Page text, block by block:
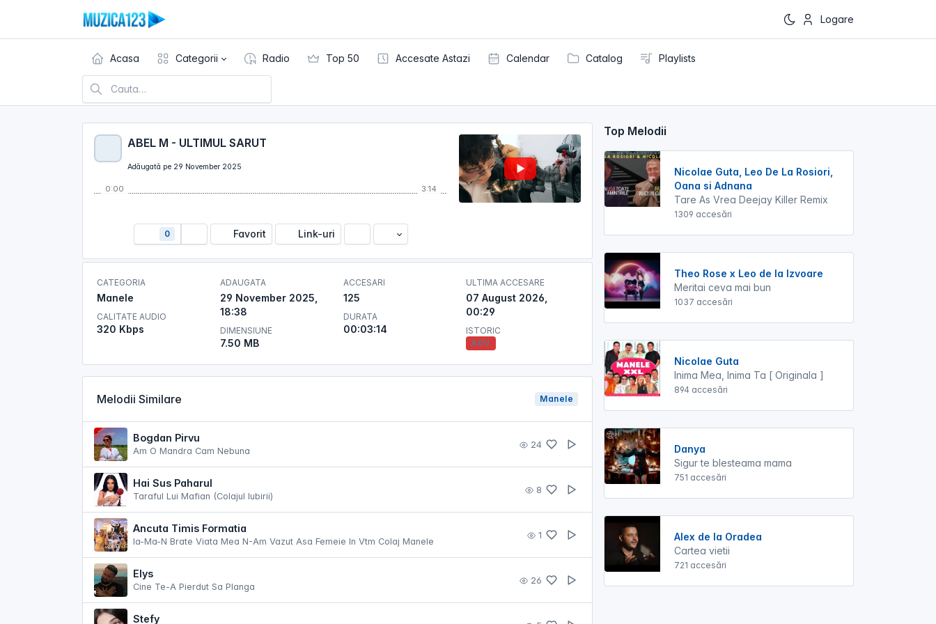
Logare
Acasa Categorii Radio Top 50 Accesate Astazi Calendar Catalog Playlists
ABEL M - ULTIMUL SARUT
Adăugată pe 29 November 2025
0:00 3:14
0 Favorit Link-uri
CATEGORIA
Manele
CALITATE AUDIO
320 Kbps
ADAUGATA
29 November 2025,
18:38
DIMENSIUNE
7.50 MB
ACCESARI
125
DURATA
00:03:14
ULTIMA ACCESARE
07 August 2026,
00:29
ISTORIC
ADV
Melodii Similare Manele
Bogdan Pirvu
Am O Mandra Cam Nebuna
24
Hai Sus Paharul
Taraful Lui Mafian (Colajul Iubirii)
8
Ancuta Timis Formatia
Ia-Ma-N Brate Viata Mea N-Am Vazut Asa Femeie In Vtm Colaj Manele
1
Elys
Cine Te-A Pierdut Sa Planga
26
Stefy
Top Melodii
Nicolae Guta, Leo De La Rosiori,
Oana si Adnana
Tare As Vrea Deejay Killer Remix
1309 accesări
Theo Rose x Leo de la Izvoare
Meritai ceva mai bun
1037 accesări
Nicolae Guta
Inima Mea, Inima Ta [ Originala ]
894 accesări
Danya
Sigur te blesteama mama
751 accesări
Alex de la Oradea
Cartea vietii
721 accesări